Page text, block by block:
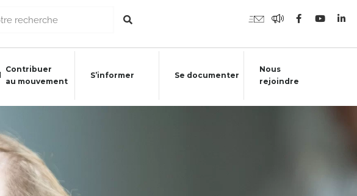
Contribuer
au mouvement
S’informer Se documenter
Nous
rejoindre